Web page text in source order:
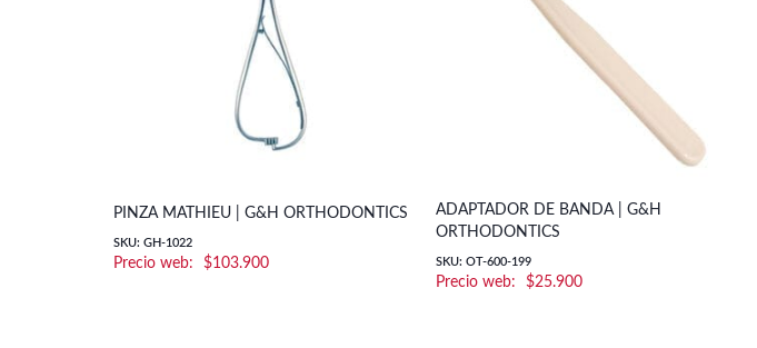
PINZA MATHIEU | G&H ORTHODONTICS
SKU: GH-1022
$103.900
ADAPTADOR DE BANDA | G&H
ORTHODONTICS
SKU: OT-600-199
$25.900